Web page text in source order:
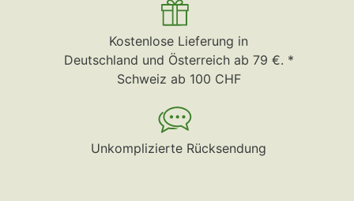
Kostenlose Lieferung in
Deutschland und Österreich ab 79 €. *
Schweiz ab 100 CHF
Unkomplizierte Rücksendung